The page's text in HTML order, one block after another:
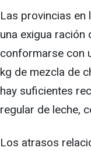
Las provincias en
una exigua ración
conformarse con
kg de mezcla de
hay suficientes
regular de leche,
Los atrasos